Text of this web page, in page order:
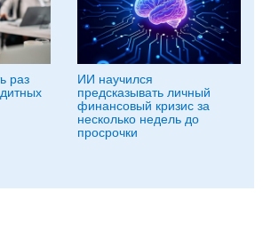
раз
ИИ научился
предсказывать личный
финансовый кризис за
несколько недель до
просрочки